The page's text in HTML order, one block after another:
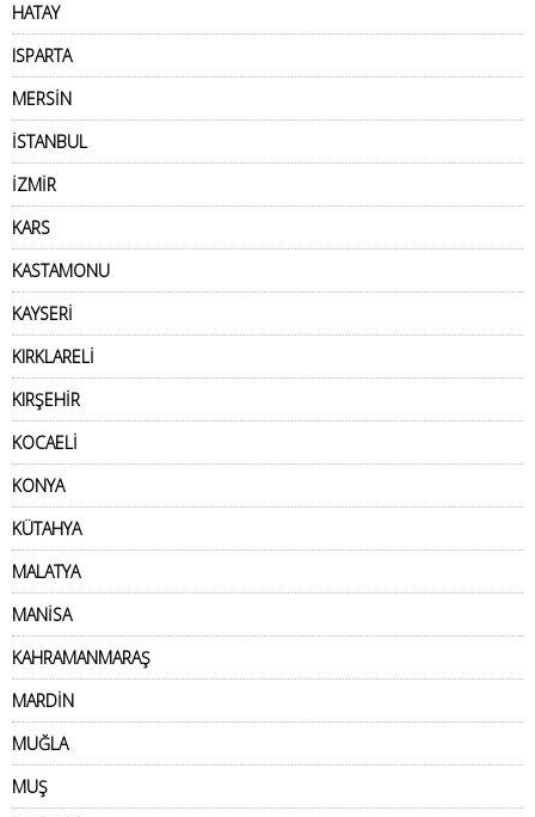
HATAY
ISPARTA
MERSİN
İSTANBUL
İZMİR
KARS
KASTAMONU
KAYSERİ
KIRKLARELİ
KIRŞEHİR
KOCAELİ
KONYA
KÜTAHYA
MALATYA
MANİSA
KAHRAMANMARAŞ
MARDİN
MUĞLA
MUŞ